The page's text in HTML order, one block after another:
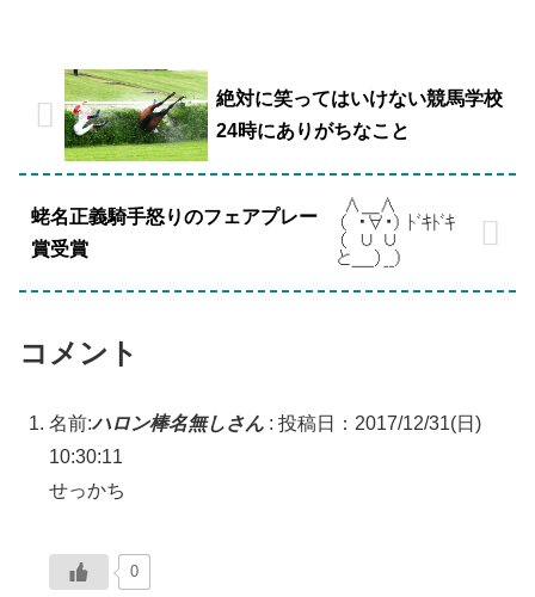
絶対に笑ってはいけない競馬学校
24時にありがちなこと
蛯名正義騎手怒りのフェアプレー
賞受賞
コメント
名前:ハロン棒名無しさん : 投稿日：2017/12/31(日)
10:30:11
せっかち
0